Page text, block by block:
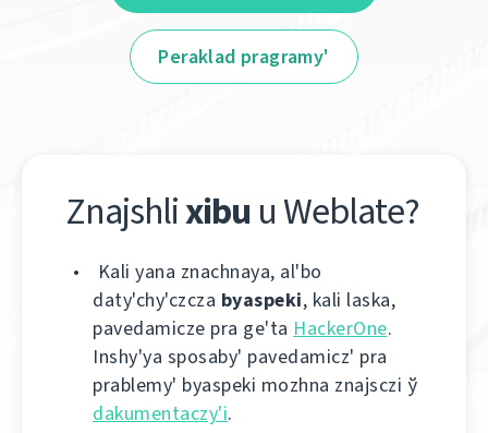
Peraklad pragramy'
Znajshlіxіbu u Weblate?
Kalі yana znachnaya, al'bo
daty'chy'czcza byaspekі, kalі laska,
pavedamіcze pra ge'ta HackerOne.
Іnshy'ya sposaby' pavedamіcz' pra
prablemy' byaspekі mozhna znajsczі ў
dakumentaczy'і.